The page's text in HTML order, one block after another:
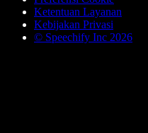
Ketentuan Layanan
Kebijakan Privasi
© Speechify Inc 2026